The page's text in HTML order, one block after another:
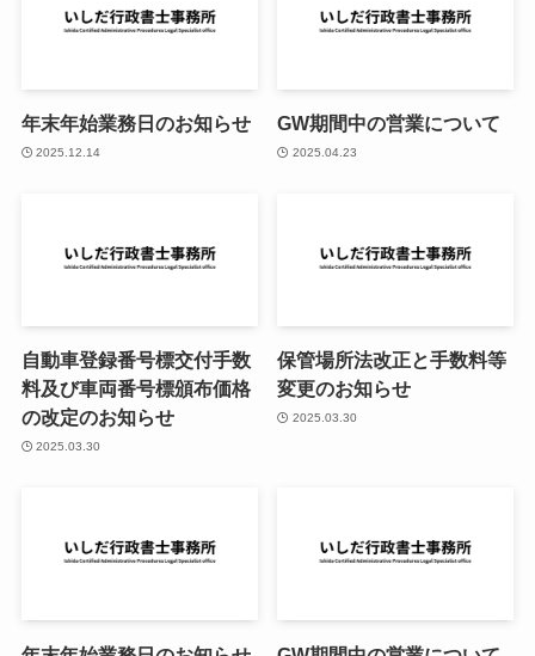
年末年始業務日のお知らせ
2025.12.14
GW期間中の営業について
2025.04.23
自動車登録番号標交付手数
料及び車両番号標頒布価格
の改定のお知らせ
2025.03.30
保管場所法改正と手数料等
変更のお知らせ
2025.03.30